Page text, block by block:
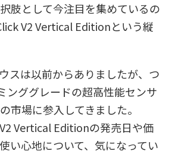
肢として今注目を集めているの
V2 Vertical Editionという縦
スは以前からありましたが、つ
ンググレードの超高性能センサ
市場に参入してきました。
Vertical Editionの発売日や価
い心地について、気になってい